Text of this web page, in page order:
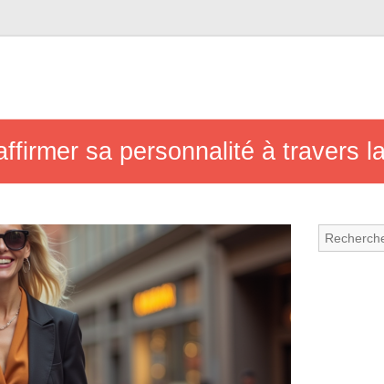
sa personnalité à travers